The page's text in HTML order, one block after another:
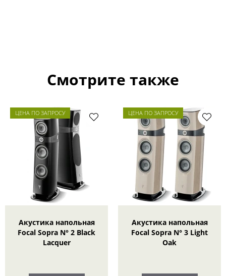
Смотрите также
ЦЕНА ПО ЗАПРОСУ
Акустика напольная
Focal Sopra N° 2 Black
Lacquer
ЦЕНА ПО ЗАПРОСУ
Акустика напольная
Focal Sopra N° 3 Light
Oak